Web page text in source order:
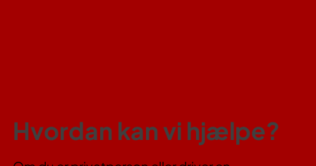
Hvordan kan vi hjælpe?